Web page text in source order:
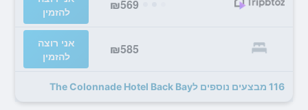
₪569
להזמין
₪585
אני רוצה
להזמין
116 מבצעים נוספים לThe Colonnade Hotel Back Bay